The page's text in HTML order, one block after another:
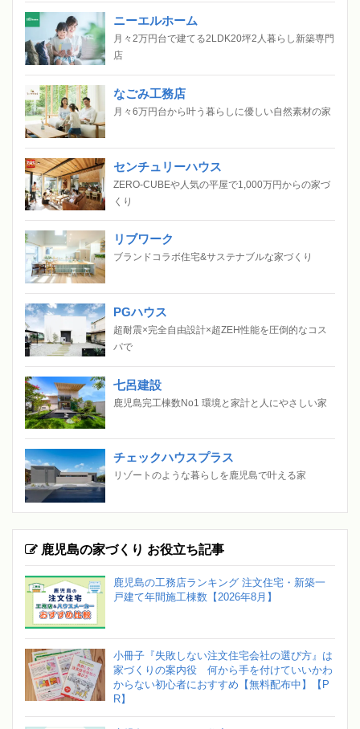
ニーエルホーム
月々2万円台で建てる2LDK20坪2人暮らし新築専門
店
なごみ工務店
月々6万円台から叶う暮らしに優しい自然素材の家
センチュリーハウス
ZERO-CUBEや人気の平屋で1,000万円からの家づ
くり
リブワーク
ブランドコラボ住宅&サステナブルな家づくり
PGハウス
超耐震×完全自由設計×超ZEH性能を圧倒的なコス
パで
七呂建設
鹿児島完工棟数No1 環境と家計と人にやさしい家
チェックハウスプラス
リゾートのような暮らしを鹿児島で叶える家
鹿児島の家づくり お役立ち記事
鹿児島の工務店ランキング 注文住宅・新築一
戸建て年間施工棟数【2026年8月】
小冊子『失敗しない注文住宅会社の選び方』は
家づくりの案内役 何から手を付けていいかわ
からない初心者におすすめ【無料配布中】【P
R】